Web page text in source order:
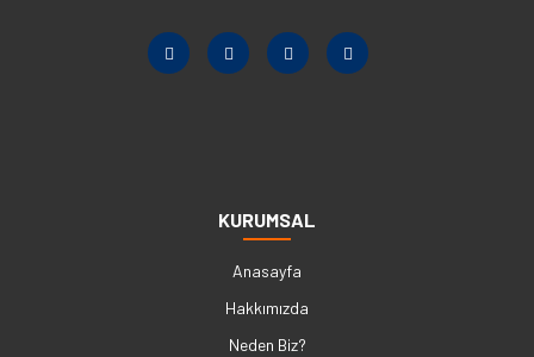
KURUMSAL
Anasayfa
Hakkımızda
Neden Biz?